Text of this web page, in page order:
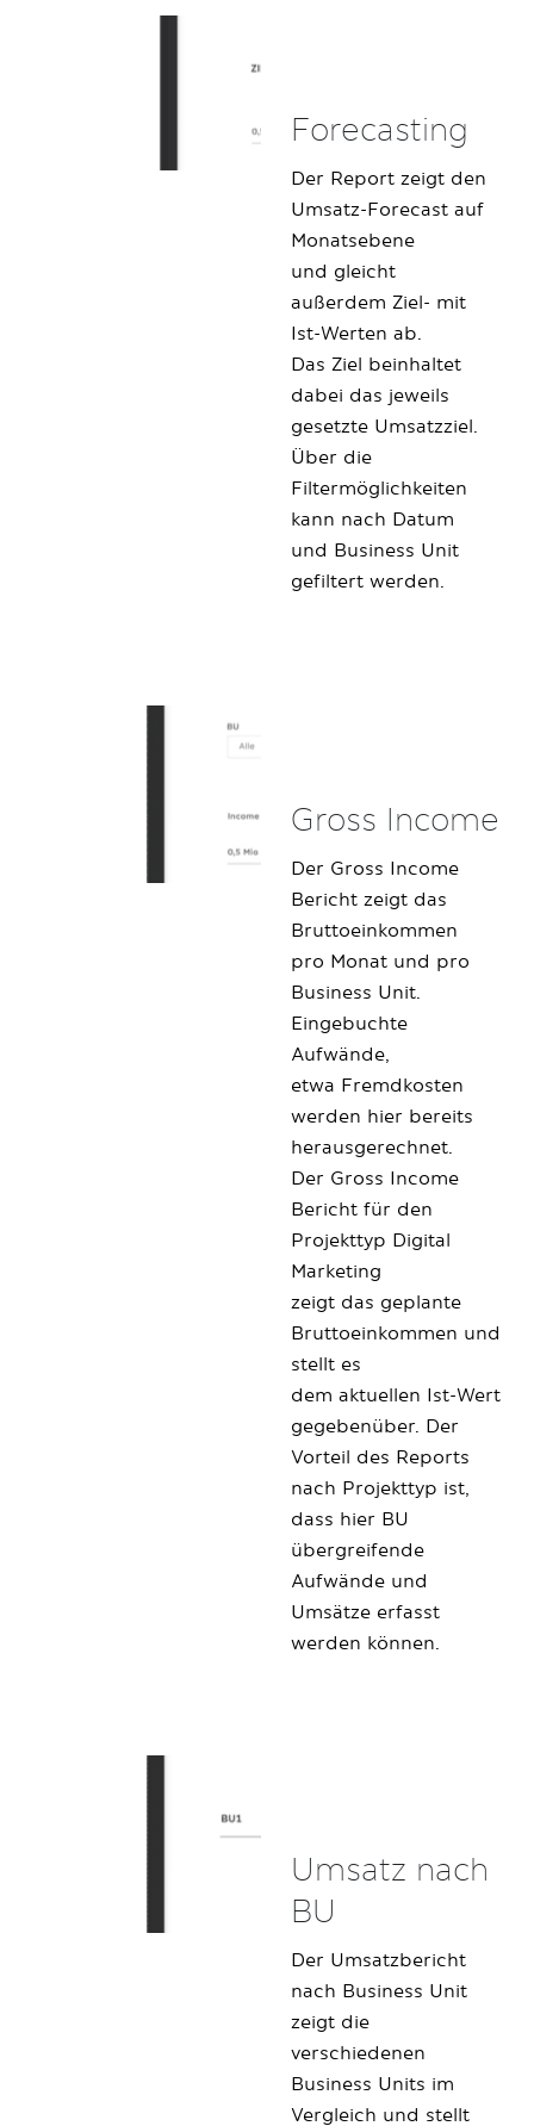
Forecasting
Der Report zeigt den
Umsatz-Forecast auf
Monatsebene
und gleicht
außerdem Ziel- mit
Ist-Werten ab.
Das Ziel beinhaltet
dabei das jeweils
gesetzte Umsatzziel.
Über die
Filtermöglichkeiten
kann nach Datum
und Business Unit
gefiltert werden.
Gross Income
Der Gross Income
Bericht zeigt das
Bruttoeinkommen
pro Monat und pro
Business Unit.
Eingebuchte
Aufwände,
etwa Fremdkosten
werden hier bereits
herausgerechnet.
Der Gross Income
Bericht für den
Projekttyp Digital
Marketing
zeigt das geplante
Bruttoeinkommen und
stellt es
dem aktuellen Ist-Wert
gegebenüber. Der
Vorteil des Reports
nach Projekttyp ist,
dass hier BU
übergreifende
Aufwände und
Umsätze erfasst
werden können.
Umsatz nach
BU
Der Umsatzbericht
nach Business Unit
zeigt die
verschiedenen
Business Units im
Vergleich und stellt